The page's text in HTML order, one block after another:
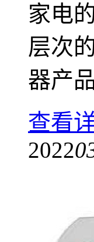
家电
层次
器产
查看
2022